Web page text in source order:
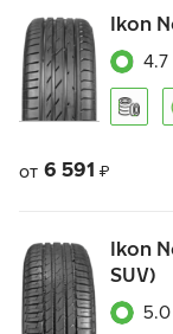
Ikon
4.7
от 6 591 ₽
Ikon
SUV)
5.0